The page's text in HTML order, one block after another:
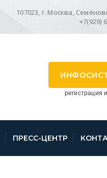
107023, г. Москва,
+7(929)
регистрация
ПРЕСС-ЦЕНТР